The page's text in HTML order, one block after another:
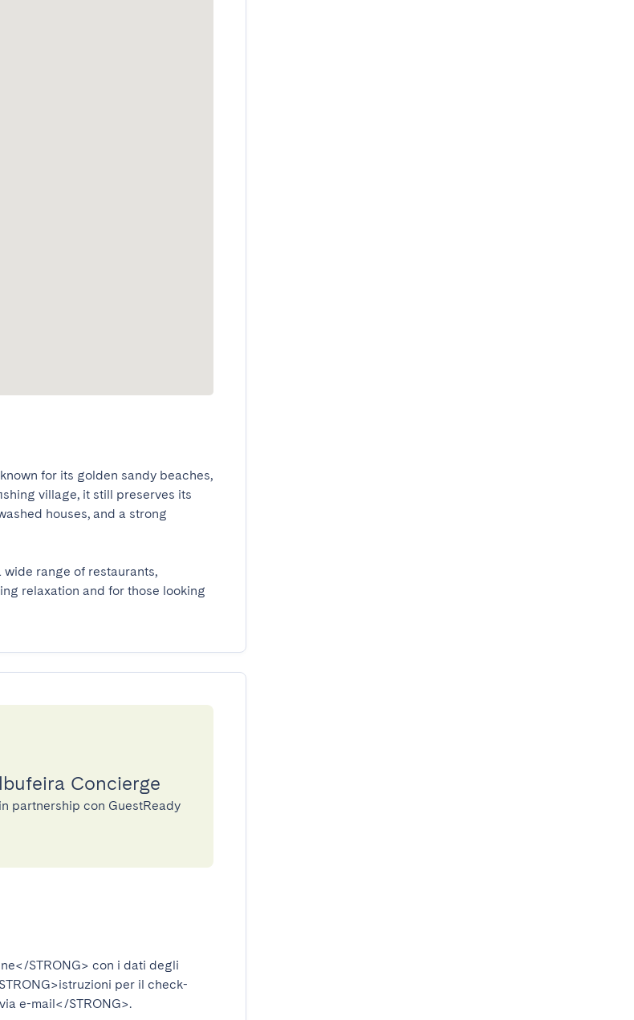
for its golden sandy beaches,
village, it still preserves its
houses, and a strong
range of restaurants,
relaxation and for those looking
Concierge
partnership con GuestReady
STRONG> con i dati degli
per il check-
e-mail</STRONG>.